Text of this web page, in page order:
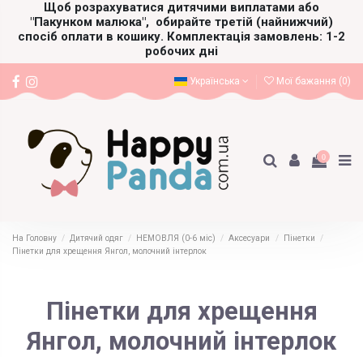
Щоб розрахуватися дитячими виплатами або
"Пакунком малюка", обирайте третій (найнижчий)
спосіб оплати в кошику. Комплектація замовлень: 1-2
робочих дні
Українська Мої бажання (0)
0
На Головну Дитячий одяг НЕМОВЛЯ (0-6 міс) Аксесуари
Пінетки
Пінетки для хрещення Янгол, молочний інтерлок
Пінетки для хрещення
Янгол, молочний інтерлок